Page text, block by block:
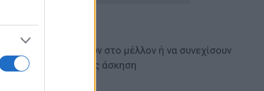
να διοριστούν στο μέλλον ή να συνεχίσουν
την πρακτική τους άσκηση